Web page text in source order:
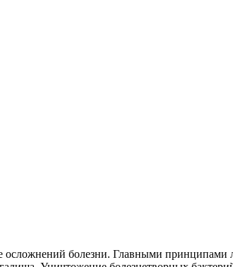
осложнений болезни. Главными принципами